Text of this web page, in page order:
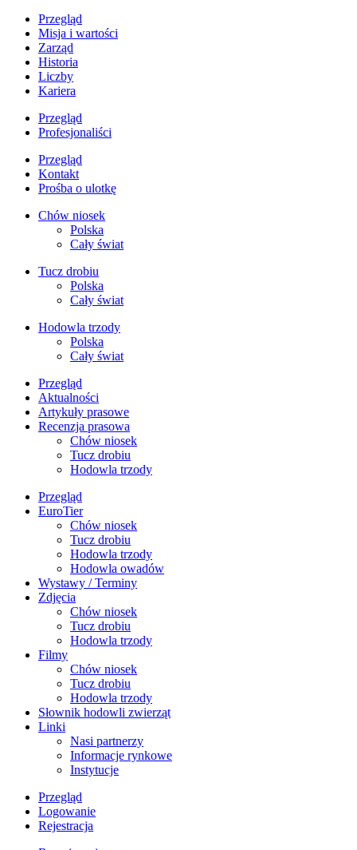
Przegląd
Misja i wartości
Zarząd
Historia
Liczby
Kariera
Przegląd
Profesjonaliści
Przegląd
Kontakt
Prośba o ulotkę
Chów niosek
Polska
Cały świat
Tucz drobiu
Polska
Cały świat
Hodowla trzody
Polska
Cały świat
Przegląd
Aktualności
Artykuły prasowe
Recenzja prasowa
Chów niosek
Tucz drobiu
Hodowla trzody
Przegląd
EuroTier
Chów niosek
Tucz drobiu
Hodowla trzody
Hodowla owadów
Wystawy / Terminy
Zdjęcia
Chów niosek
Tucz drobiu
Hodowla trzody
Filmy
Chów niosek
Tucz drobiu
Hodowla trzody
Słownik hodowli zwierząt
Linki
Nasi partnerzy
Informacje rynkowe
Instytucje
Przegląd
Logowanie
Rejestracja